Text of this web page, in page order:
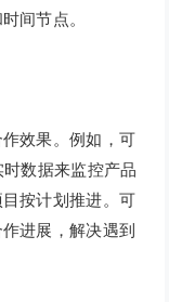
间节点。
效果。例如，可
数据来监控产品
按计划推进。可
进展，解决遇到